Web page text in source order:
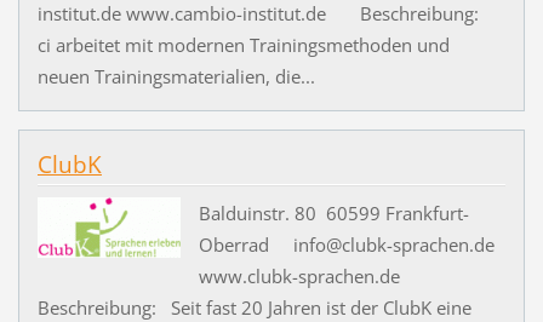
institut.de www.cambio-institut.de Beschreibung:
ci arbeitet mit modernen Trainingsmethoden und
neuen Trainingsmaterialien, die...
ClubK
Balduinstr. 80 60599 Frankfurt-
Oberrad info@clubk-sprachen.de
www.clubk-sprachen.de
Beschreibung: Seit fast 20 Jahren ist der ClubK eine